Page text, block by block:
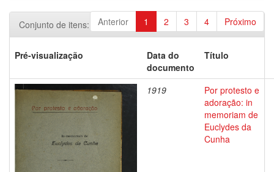
Anterior 1 2 3 4 Próximo
Conjunto de itens:
Pré-visualização
Data do
documento
Título
1919
Por protesto e
adoração: in
memoriam de
Euclydes da
Cunha